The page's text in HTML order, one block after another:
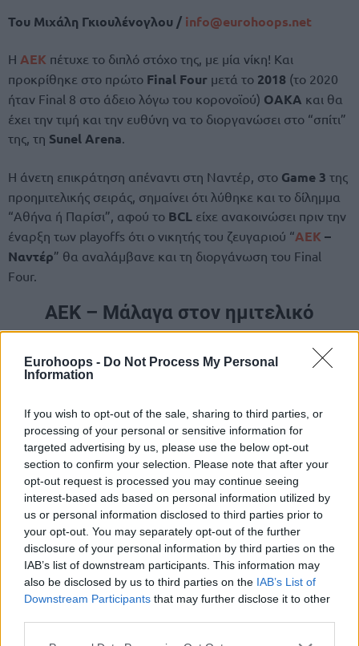
Eurohoops - Do Not Process My Personal
Information
If you wish to opt-out of the sale, sharing to third parties, or
processing of your personal or sensitive information for
targeted advertising by us, please use the below opt-out
section to confirm your selection. Please note that after your
opt-out request is processed you may continue seeing
interest-based ads based on personal information utilized by
us or personal information disclosed to third parties prior to
your opt-out. You may separately opt-out of the further
disclosure of your personal information by third parties on the
IAB’s list of downstream participants. This information may
also be disclosed by us to third parties on the IAB’s List of
Downstream Participants that may further disclose it to other
Του Μιχάλη Γκιουλένογλου / info@eurohoops.net
Η ΑΕΚ πέτυχε το διπλό στόχο της, με μία νίκη! Και
προκρίθηκε στο πρώτο Final Four μετά το 2018 (το 2020
ήταν Final 8 στο άδειο λόγω του κορονοϊού) ΟΑΚΑ και θα
έχει την τιμή και την ευθύνη να το διοργανώσει στο “σπίτι”
της, τη Sunel Arena.
Η άνετη επικράτηση απέναντι στη Ναντέρ, στο Game 3 της
προημιτελικής σειράς, σημαίνει ότι λύθηκε και το δίλημμα
“Αθήνα ή Παρίσι”, αφού το BCL είχε ανακοινώσει πριν την
έναρξη των playoffs ότι ο νικητής του ζευγαριού “ΑΕΚ –
Ναντέρ” θα αναλάμβανε και τη διοργάνωση του Final
Four.
ΑΕΚ – Μάλαγα στον ημιτελικό
θα αντιμετωπίσει την κάτοχο του
τίτλουΜάλαγα , ενώ το έτερο ζευγάρι απαρτίζεται από τις
🌟🍿The stage is set for#BasketballCLFinal
Four!pic.twitter.com/cUgZwHVno0
— Eurohoops (@Eurohoopsnet)April 23, 2025